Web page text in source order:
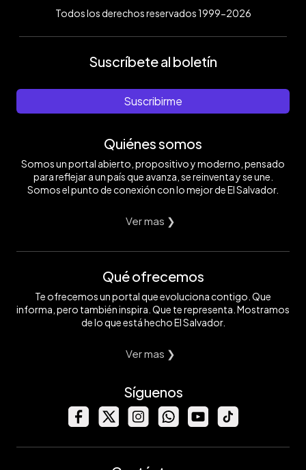
Todos los derechos reservados 1999-2026
Suscríbete al boletín
Suscribirme
Quiénes somos
Somos un portal abierto, propositivo y moderno, pensado
para reflejar a un país que avanza, se reinventa y se une.
Somos el punto de conexión con lo mejor de El Salvador.
Ver mas ❯
Qué ofrecemos
Te ofrecemos un portal que evoluciona contigo. Que
informa, pero también inspira. Que te representa. Mostramos
de lo que está hecho El Salvador.
Ver mas ❯
Síguenos